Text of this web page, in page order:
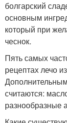
болгарский
основным
который при
чеснок.
Пять самых
рецептах лечо
считаются:
разнообразные